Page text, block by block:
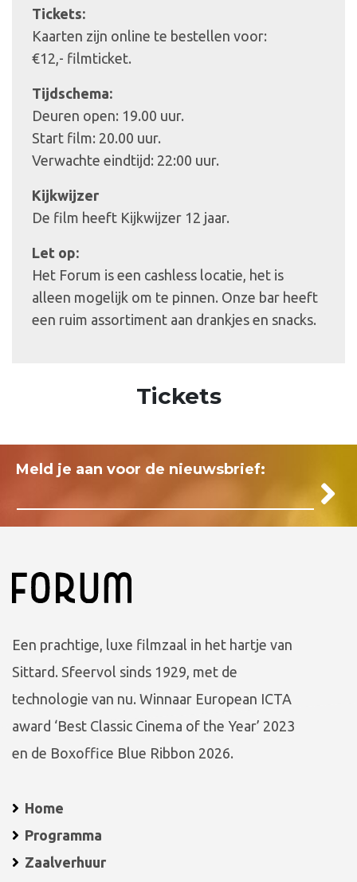
Tickets:
Kaarten zijn online te bestellen voor:
€12,- filmticket.
Tijdschema:
Deuren open: 19.00 uur.
Start film: 20.00 uur.
Verwachte eindtijd: 22:00 uur.
Kijkwijzer
De film heeft Kijkwijzer 12 jaar.
Let op:
Het Forum is een cashless locatie, het is
alleen mogelijk om te pinnen. Onze bar heeft
een ruim assortiment aan drankjes en snacks.
Tickets
Meld je aan voor de nieuwsbrief:
Een prachtige, luxe filmzaal in het hartje van
Sittard. Sfeervol sinds 1929, met de
technologie van nu. Winnaar European ICTA
award ‘Best Classic Cinema of the Year’ 2023
en de Boxoffice Blue Ribbon 2026.
Home
Programma
Zaalverhuur